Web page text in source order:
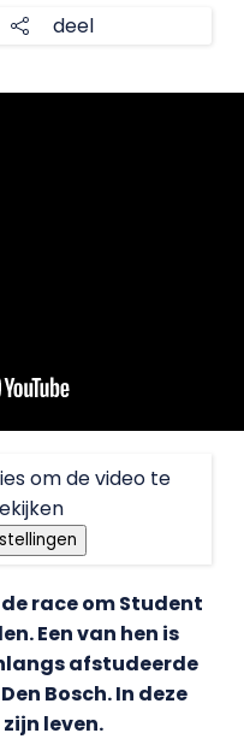
deel
om de video te
race om Student
Een van hen is
afstudeerde
Bosch. In deze
leven.